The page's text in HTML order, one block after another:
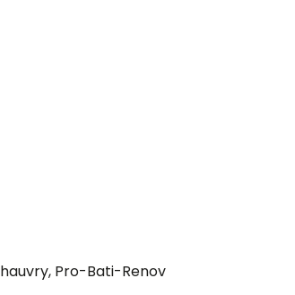
Pro-Bati-Renov